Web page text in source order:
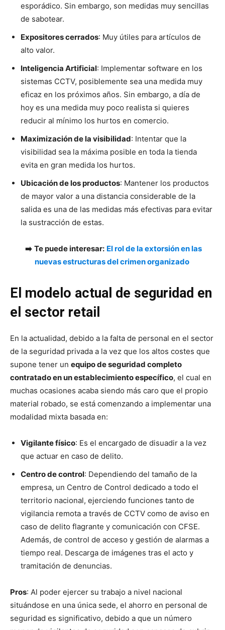
esporádico. Sin embargo, son medidas muy sencillas
de sabotear.
Expositores cerrados: Muy útiles para artículos de
alto valor.
Inteligencia Artificial: Implementar software en los
sistemas CCTV, posiblemente sea una medida muy
eficaz en los próximos años. Sin embargo, a día de
hoy es una medida muy poco realista si quieres
reducir al mínimo los hurtos en comercio.
Maximización de la visibilidad: Intentar que la
visibilidad sea la máxima posible en toda la tienda
evita en gran medida los hurtos.
Ubicación de los productos: Mantener los productos
de mayor valor a una distancia considerable de la
salida es una de las medidas más efectivas para evitar
la sustracción de estas.
➡️ Te puede interesar: El rol de la extorsión en las
nuevas estructuras del crimen organizado
El modelo actual de seguridad en
el sector retail
En la actualidad, debido a la falta de personal en el sector
de la seguridad privada a la vez que los altos costes que
supone tener un equipo de seguridad completo
contratado en un establecimiento específico, el cual en
muchas ocasiones acaba siendo más caro que el propio
material robado, se está comenzando a implementar una
modalidad mixta basada en:
Vigilante físico: Es el encargado de disuadir a la vez
que actuar en caso de delito.
Centro de control: Dependiendo del tamaño de la
empresa, un Centro de Control dedicado a todo el
territorio nacional, ejerciendo funciones tanto de
vigilancia remota a través de CCTV como de aviso en
caso de delito flagrante y comunicación con CFSE.
Además, de control de acceso y gestión de alarmas a
tiempo real. Descarga de imágenes tras el acto y
tramitación de denuncias.
Pros: Al poder ejercer su trabajo a nivel nacional
situándose en una única sede, el ahorro en personal de
seguridad es significativo, debido a que un número